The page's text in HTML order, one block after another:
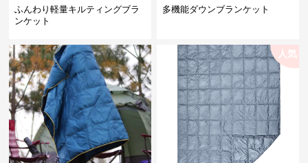
ふんわり軽量キルティングブラ
ンケット
多機能ダウンブランケット
人気